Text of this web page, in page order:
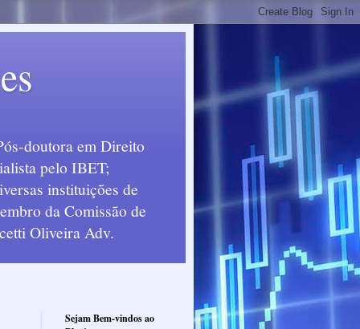
doutora em Direito
pelo IBET;
instituições de
da Comissão de
Oliveira Adv.
Sejam Bem-vindos ao